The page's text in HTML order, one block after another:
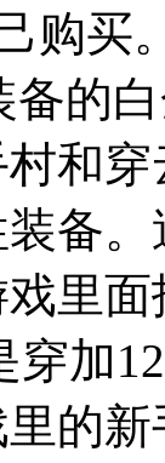
购买
备的
和
备
里
加
的